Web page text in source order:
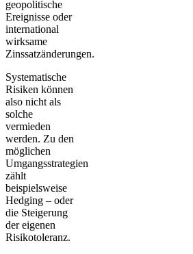
geopolitische
Ereignisse oder
international
wirksame
Zinssatzänderungen.
Systematische
Risiken können
also nicht als
solche
vermieden
werden. Zu den
möglichen
Umgangsstrategien
zählt
beispielsweise
Hedging – oder
die Steigerung
der eigenen
Risikotoleranz.